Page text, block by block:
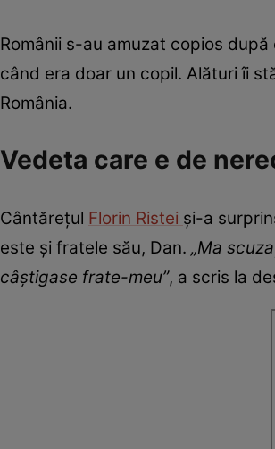
Românii s-au amuzat copios
când era doar un copil. Alături îi
România.
Vedeta care e de
Cântărețul Florin Ristei și-a
este și fratele său, Dan. „Ma
câștigase frate-meu”, a scris la